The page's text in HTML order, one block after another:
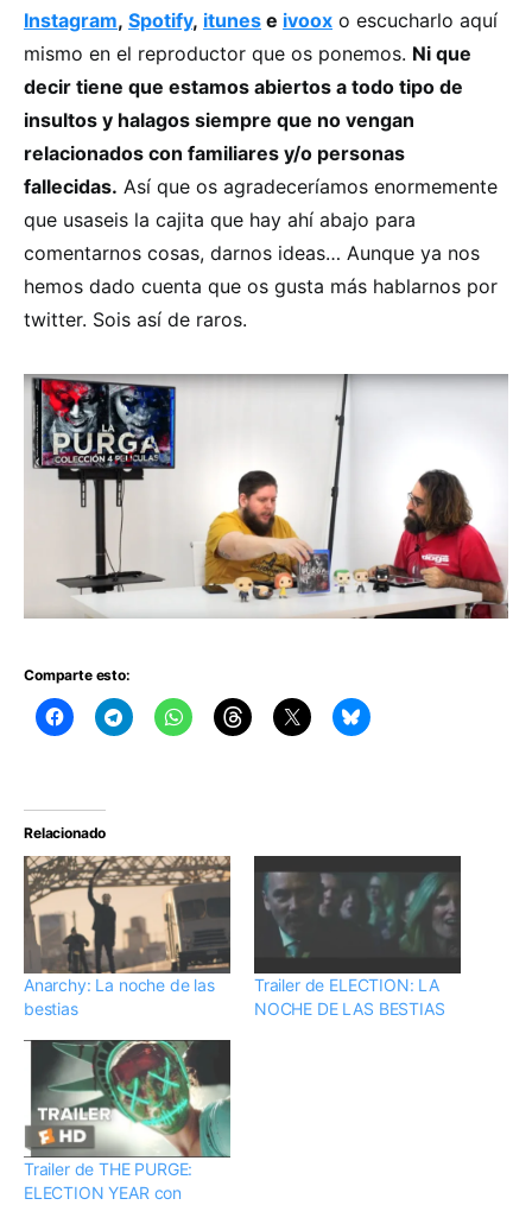
Instagram, Spotify, itunes e ivoox o escucharlo aquí
mismo en el reproductor que os ponemos. Ni que
decir tiene que estamos abiertos a todo tipo de
insultos y halagos siempre que no vengan
relacionados con familiares y/o personas
fallecidas. Así que os agradeceríamos enormemente
que usaseis la cajita que hay ahí abajo para
comentarnos cosas, darnos ideas… Aunque ya nos
hemos dado cuenta que os gusta más hablarnos por
twitter. Sois así de raros.
Comparte esto:
Relacionado
Anarchy: La noche de las
bestias
Trailer de ELECTION: LA
NOCHE DE LAS BESTIAS
Trailer de THE PURGE:
ELECTION YEAR con